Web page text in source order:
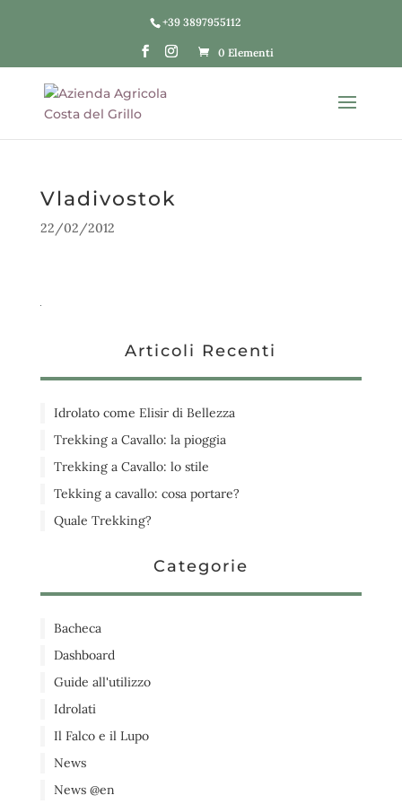
+39 3897955112
0 Elementi
Vladivostok
22/02/2012
Articoli Recenti
Idrolato come Elisir di Bellezza
Trekking a Cavallo: la pioggia
Trekking a Cavallo: lo stile
Tekking a cavallo: cosa portare?
Quale Trekking?
Categorie
Bacheca
Dashboard
Guide all'utilizzo
Idrolati
Il Falco e il Lupo
News
News @en